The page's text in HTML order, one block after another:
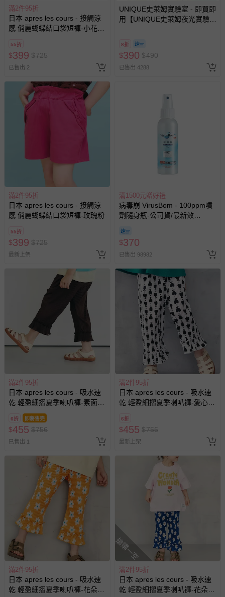
至媽咪愛
LINE@客服ID: @mamilove我們將依序為您處理
與服務，謝謝。
針對滿件折/滿額贈…等活動，如因部份退貨，而該訂單保
留商品未達活動門檻，將以原價計算，活動贈品亦需一併退
回。
部分商品依據消費者保護法的規定，不適用七天鑑賞期/猶
豫期範圍：
易於腐敗、保存期限較短或解約時即將逾期（例如生鮮
商品、食品等）。
客製化商品（例如客製生日書、姓名貼等）。
報紙、期刊或雜誌（惟書籍如經拆封、使用，則酌收整
新費用）。
經消費者拆封之影音商品或電腦軟體（例如 DVD、CD
等）。
非以有形媒介提供之數位內容或一經提供即為完成之線
上服務，經消費者事先同意始提供（例如線上課程、遊
已拆封之以下類型商品：
-個人衛生用品（例如尿布、貼身衣物、泳裝、襪子、地
-新生兒親膚衣物（嬰幼兒包巾與背巾、包屁衣、學習
褲、紗布衣等）。
-接觸性孕哺產品（奶嘴、奶瓶、擠乳器、哺乳衣、托腹
帶束縛衣、餐搖椅等）。
-其他原廠盒裝商品封口處已貼上「不可拆封」，或具警
示字句等說明貼紙、封條者。
國際航空、客運、訂房等服務。
相關的退換貨辦理流程，可詳見：退換貨 & 退款問題
其他常見問題：
運送服務：目前提供的運送僅限台灣本島。如您位於離島地
區，可能會無法配送，或須依據商品需加收離島運費。廠商
亦保留出貨與否的權利。離島、偏遠地區、樓層親送等加價
商品實際的配達日期，可於訂單個人資料內的查詢訂單內，
已出貨通知之訊息為主。
如您收到商品，請依正常流程檢查是否完好，若商品遇瑕疵
情形，您可申請更換新品或退貨，請見：
退貨的辦理流程
若您對於會員帳號、商品訂購與資訊、購物流程、付款方
式、折價券與購物金的使用、退貨及商品運送方式等有疑
問，你可詳見：媽咪愛客服中心
。
預購商品：預購為海外同步代購，遇缺貨即會通知媽咪並協
助取消退款事宜。
商品如因「價格、組合」等錯誤原因，導致無法安排出貨，
會主動以簡訊及mail通知訂單取消事宜，並將提供適當補
滿2件95折
日本 apres les cours - 接觸涼
感 俏麗蝴蝶結口袋短褲-小花-
55折
$399 $725
已售出 2
UNIQUE史萊姆實驗室 - 即買即
用【UNIQUE史萊姆夜光實驗室
8/30 (電子票券，於展期現場憑
訂單編號兌換，逾期作廢) (大
人小孩均一價(3歲以上需購票))
8折
$390 $490
已售出 4288
滿2件95折
日本 apres les cours - 接觸涼
感 俏麗蝴蝶結口袋短褲-玫瑰粉
55折
$399 $725
最新上架
滿1500元贈好禮
病毒崩 VirusBom - 100ppm噴
劑隨身瓶-公司貨/最新效
$370
已售出 98982
滿2件95折
日本 apres les cours - 吸水速
乾 輕盈細摺夏季喇叭褲-素面-
6折 即將售完
$455 $756
已售出 1
滿2件95折
日本 apres les cours - 吸水速
乾 輕盈細摺夏季喇叭褲-愛心-
6折
$455 $756
最新上架
滿2件95折
日本 apres les cours - 吸水速
乾 輕盈細摺夏季喇叭褲-花朵-
搶購一空
滿2件95折
日本 apres les cours - 吸水速
乾 輕盈細摺夏季喇叭褲-花朵-